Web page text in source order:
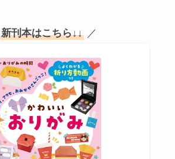
新刊本はこちら↓↓／